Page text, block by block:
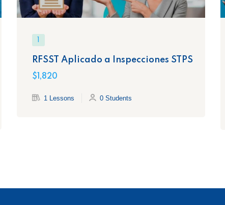
RFSST Aplicado a Inspecciones STPS
$1,820
1 Lessons 0 Students